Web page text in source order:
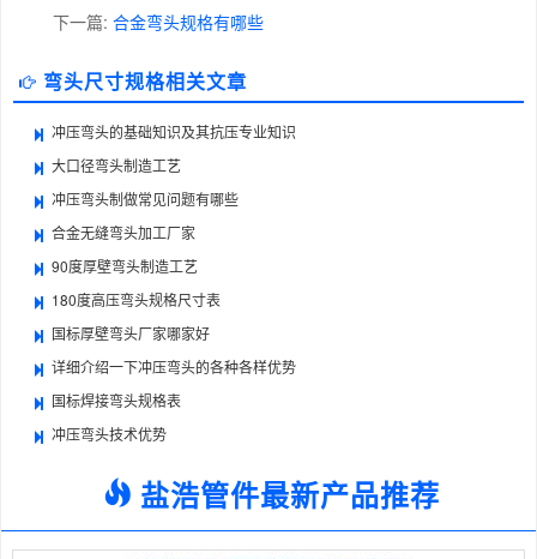
下一篇: 合金弯头规格有哪些
弯头尺寸规格相关文章
冲压弯头的基础知识及其抗压专业知识
大口径弯头制造工艺
冲压弯头制做常见问题有哪些
合金无缝弯头加工厂家
90度厚壁弯头制造工艺
180度高压弯头规格尺寸表
国标厚壁弯头厂家哪家好
详细介绍一下冲压弯头的各种各样优势
国标焊接弯头规格表
冲压弯头技术优势
盐浩管件最新产品推荐